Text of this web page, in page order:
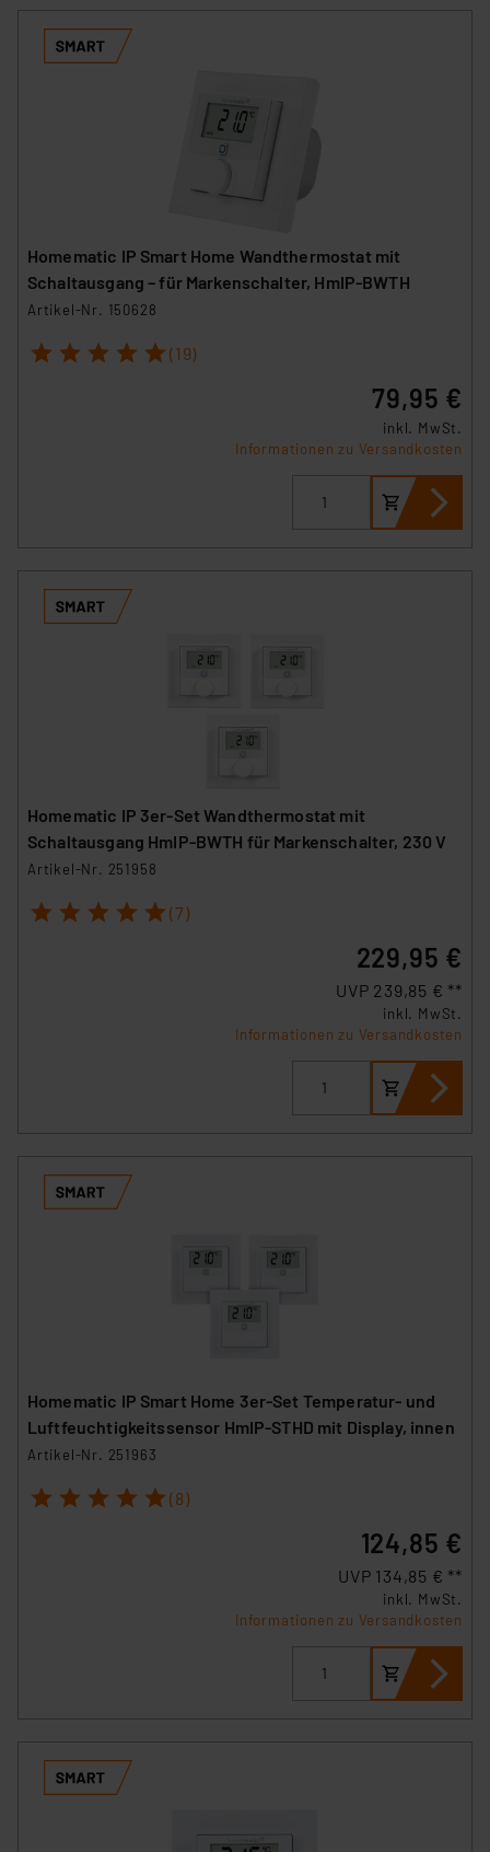
Homematic IP Smart Home Wandthermostat mit
Schaltausgang – für Markenschalter, HmIP-BWTH
Artikel-Nr. 150628
1 2 3 4 5 (19)
79,95 €
inkl. MwSt.
Informationen zu Versandkosten
Homematic IP 3er-Set Wandthermostat mit
Schaltausgang HmIP-BWTH für Markenschalter, 230 V
Artikel-Nr. 251958
1 2 3 4 5 (7)
229,95 €
UVP 239,85 € **
inkl. MwSt.
Informationen zu Versandkosten
Homematic IP Smart Home 3er-Set Temperatur- und
Luftfeuchtigkeitssensor HmIP-STHD mit Display, innen
Artikel-Nr. 251963
1 2 3 4 5 (8)
124,85 €
UVP 134,85 € **
inkl. MwSt.
Informationen zu Versandkosten